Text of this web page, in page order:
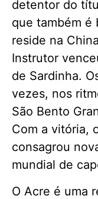
detentor do
que também é
reside na
Instrutor
de Sardinha.
vezes, nos
São Bento
Com a vitória,
consagrou
mundial de
O Acre é uma